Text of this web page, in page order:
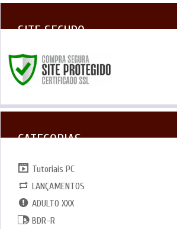
SITE SEGURO
CATEGORIAS
Tutoriais PC
LANÇAMENTOS
ADULTO XXX
BDR-R